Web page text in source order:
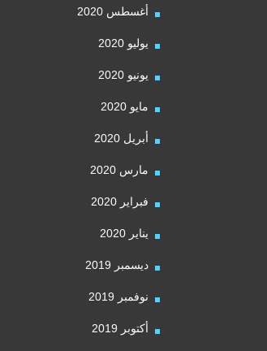
أغسطس 2020
يوليو 2020
يونيو 2020
مايو 2020
أبريل 2020
مارس 2020
فبراير 2020
يناير 2020
ديسمبر 2019
نوفمبر 2019
أكتوبر 2019